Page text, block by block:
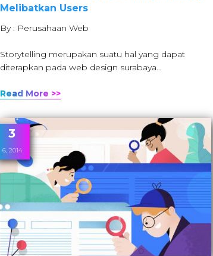
Melibatkan Users
By : Perusahaan Web
Storytelling merupakan suatu hal yang dapat
diterapkan pada web design surabaya…
Read More >>
3
6, 2014